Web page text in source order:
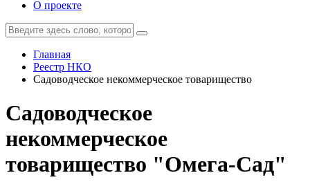
О проекте
Главная
Реестр НКО
Садоводческое некоммерческое товарищество
Садоводческое
некоммерческое
товарищество "Омега-Сад"